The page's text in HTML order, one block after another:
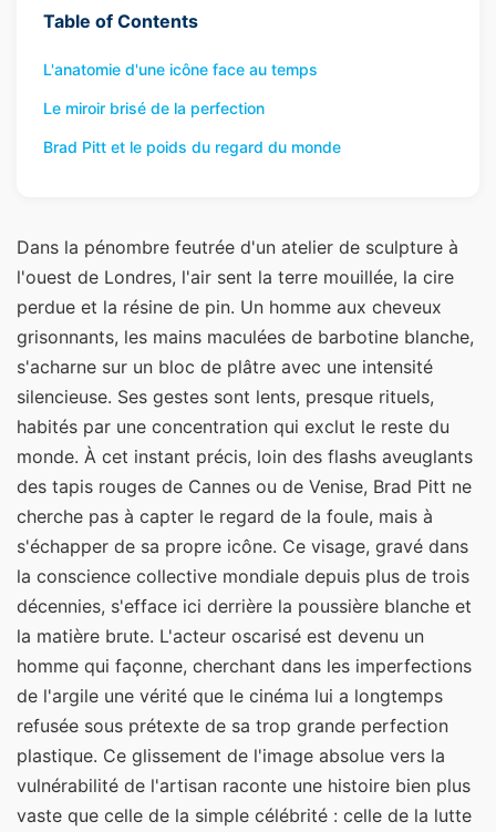
Table of Contents
L'anatomie d'une icône face au temps
Le miroir brisé de la perfection
Brad Pitt et le poids du regard du monde
Dans la pénombre feutrée d'un atelier de sculpture à
l'ouest de Londres, l'air sent la terre mouillée, la cire
perdue et la résine de pin. Un homme aux cheveux
grisonnants, les mains maculées de barbotine blanche,
s'acharne sur un bloc de plâtre avec une intensité
silencieuse. Ses gestes sont lents, presque rituels,
habités par une concentration qui exclut le reste du
monde. À cet instant précis, loin des flashs aveuglants
des tapis rouges de Cannes ou de Venise, Brad Pitt ne
cherche pas à capter le regard de la foule, mais à
s'échapper de sa propre icône. Ce visage, gravé dans
la conscience collective mondiale depuis plus de trois
décennies, s'efface ici derrière la poussière blanche et
la matière brute. L'acteur oscarisé est devenu un
homme qui façonne, cherchant dans les imperfections
de l'argile une vérité que le cinéma lui a longtemps
refusée sous prétexte de sa trop grande perfection
plastique. Ce glissement de l'image absolue vers la
vulnérabilité de l'artisan raconte une histoire bien plus
vaste que celle de la simple célébrité : celle de la lutte